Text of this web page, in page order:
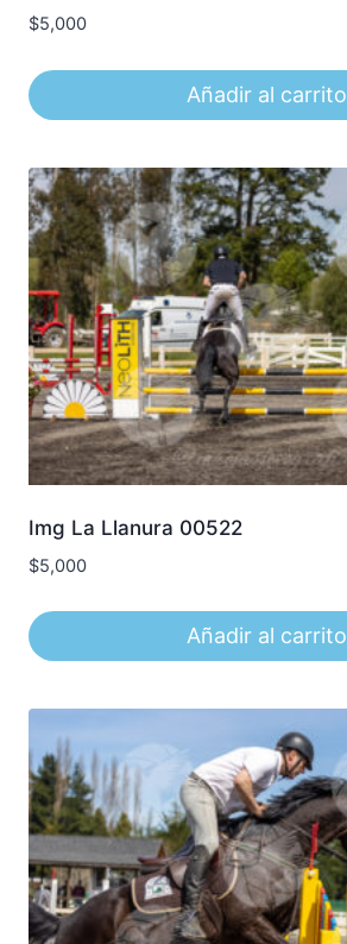
$5,000
Añadir al carrito
Img La Llanura 00522
$5,000
Añadir al carrito